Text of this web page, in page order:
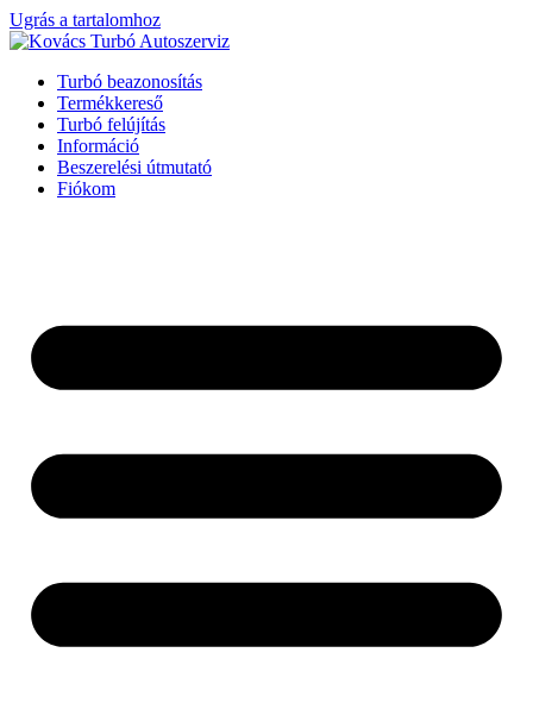
Ugrás a tartalomhoz
Turbó beazonosítás
Termékkereső
Turbó felújítás
Információ
Beszerelési útmutató
Fiókom